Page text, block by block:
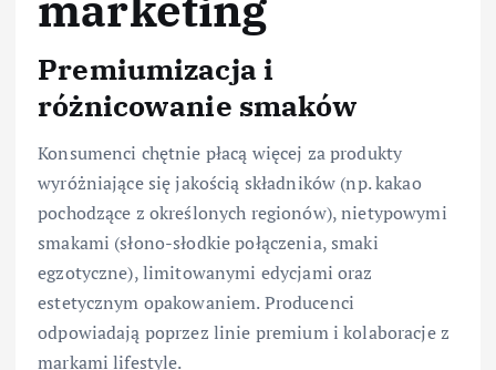
Premiumizacja i
różnicowanie smaków
Konsumenci chętnie płacą więcej za produkty
wyróżniające się jakością składników (np. kakao
pochodzące z określonych regionów), nietypowymi
smakami (słono-słodkie połączenia, smaki
egzotyczne), limitowanymi edycjami oraz
estetycznym opakowaniem. Producenci
odpowiadają poprzez linie premium i kolaboracje z
markami lifestyle.